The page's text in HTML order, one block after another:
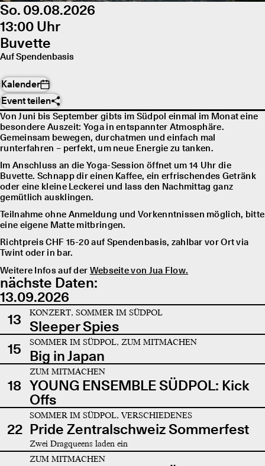
So. 09.08.2026
13:00 Uhr
Buvette
Auf Spendenbasis
Kalender
Event teilen
Von Juni bis September gibts im Südpol einmal im Monat eine
besondere Auszeit: Yoga in entspannter Atmosphäre.
Gemeinsam bewegen, durchatmen und einfach mal
runterfahren – perfekt, um neue Energie zu tanken.
Im Anschluss an die Yoga-Session öffnet um 14 Uhr die
Buvette. Schnapp dir einen Kaffee, ein erfrischendes Getränk
oder eine kleine Leckerei und lass den Nachmittag ganz
gemütlich ausklingen.
Teilnahme ohne Anmeldung und Vorkenntnissen möglich, bitte
eine eigene Matte mitbringen.
Richtpreis CHF 15-20 auf Spendenbasis, zahlbar vor Ort via
Twint oder in bar.
Weitere Infos auf der Webseite von Jua Flow.
nächste Daten:
13.09.2026
13
KONZERT, SOMMER IM SÜDPOL
Sleeper Spies
15
SOMMER IM SÜDPOL, ZUM MITMACHEN
Big in Japan
18
ZUM MITMACHEN
YOUNG ENSEMBLE SÜDPOL: Kick
Offs
22
SOMMER IM SÜDPOL, VERSCHIEDENES
Pride Zentralschweiz Sommerfest
Zwei Dragqueens laden ein
ZUM MITMACHEN